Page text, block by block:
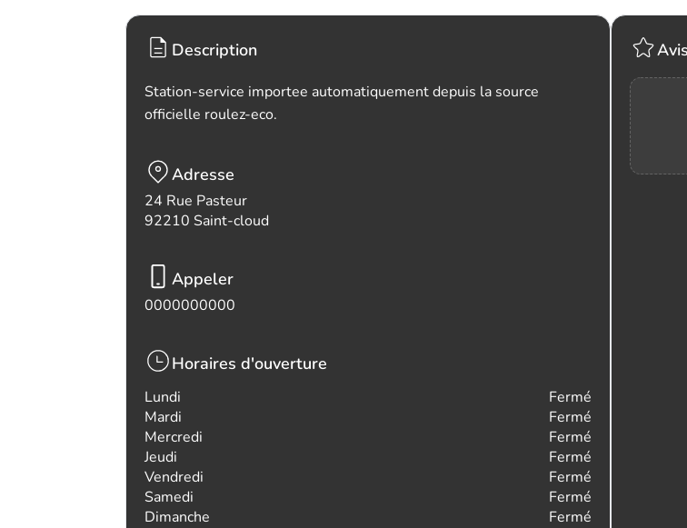
Description
Station-service importee automatiquement depuis la source
officielle roulez-eco.
Adresse
24 Rue Pasteur
92210 Saint-cloud
Appeler
0000000000
Horaires d'ouverture
Lundi
Fermé
Mardi
Fermé
Mercredi
Fermé
Jeudi
Fermé
Vendredi
Fermé
Samedi
Fermé
Dimanche
Fermé